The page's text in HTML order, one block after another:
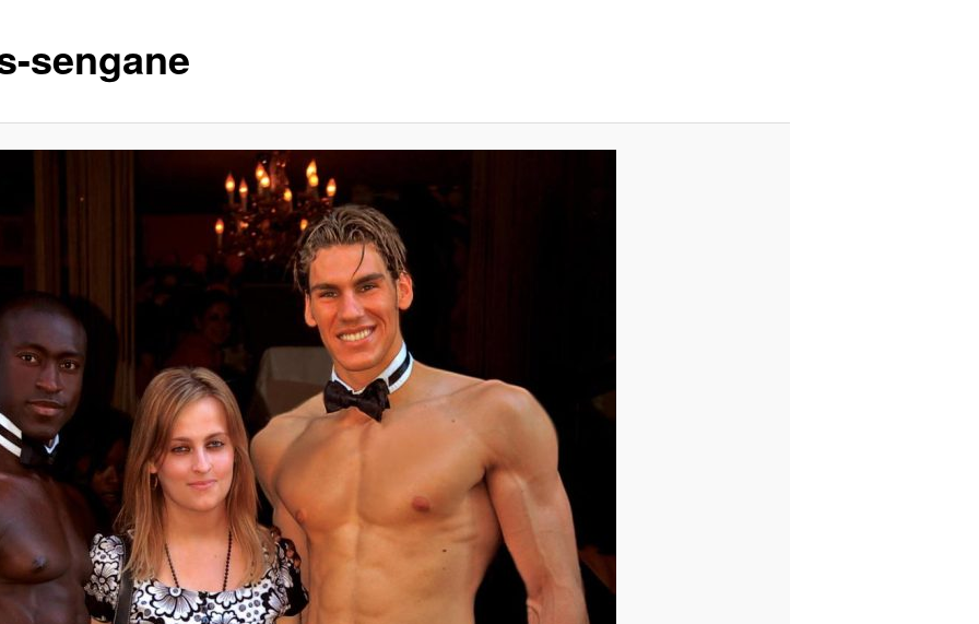
sengane